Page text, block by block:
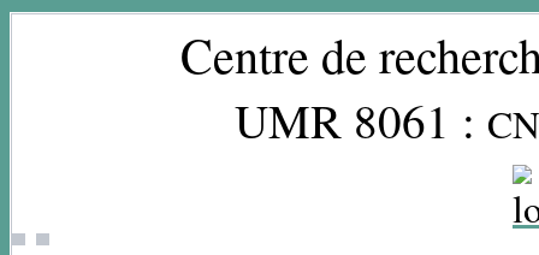
Centre de
UMR 8061 :